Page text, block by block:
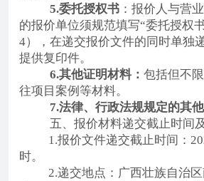
5.委托授权书：报价人与营
的报价单位须规范填写“委托授权
4），在递交报价文件的同时单独
提供复印件。
6.其他证明材料： 包括但不
往项目案例等材料。
7.法律、行政法规规定的其他
五、报价材料递交截止时间
1.报价文件递交截止时间：
时。
2.递交地点：广西壮族自治